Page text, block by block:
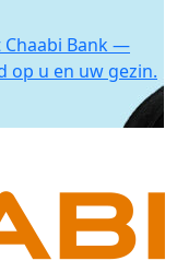
Bank —
op u en uw gezin.